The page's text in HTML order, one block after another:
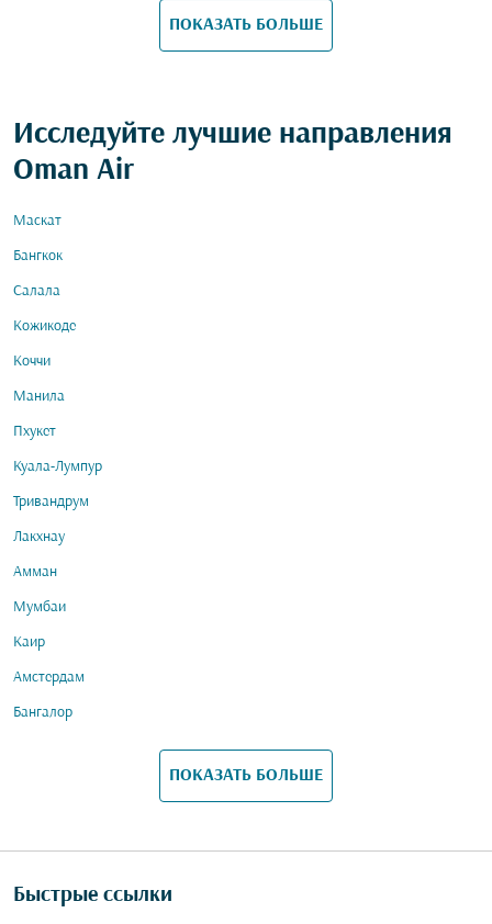
ПОКАЗАТЬ БОЛЬШЕ
Исследуйте лучшие направления
Oman Air
Маскат
Бангкок
Салала
Кожикоде
Коччи
Манила
Пхукет
Куала-Лумпур
Тривандрум
Лакхнау
Амман
Мумбаи
Каир
Амстердам
Бангалор
ПОКАЗАТЬ БОЛЬШЕ
Быстрые ссылки